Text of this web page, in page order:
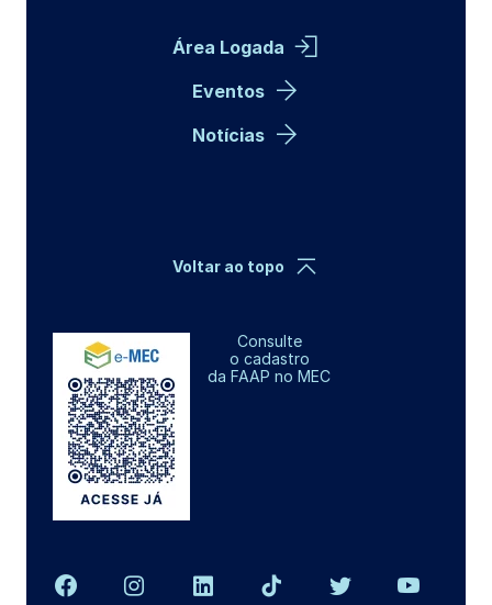
Área Logada
Eventos
Notícias
Consulte
o cadastro
da FAAP no MEC
Voltar ao topo